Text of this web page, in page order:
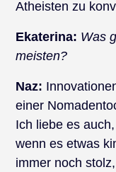
Atheisten zu
Ekaterina: Was
meisten?
Naz:
einer
Ich liebe es
wenn es etwas
immer noch